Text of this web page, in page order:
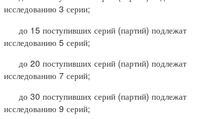
исследованию 3 серии;
до 15 поступивших серий (партий) подлежат
исследованию 5 серий;
до 20 поступивших серий (партий) подлежат
исследованию 7 серий;
до 30 поступивших серий (партий) подлежат
исследованию 9 серий;